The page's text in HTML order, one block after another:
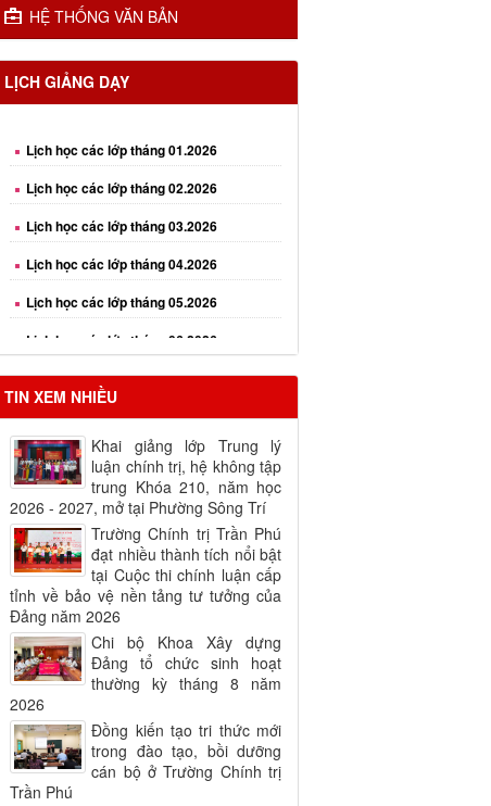
HỆ THỐNG VĂN BẢN
LỊCH GIẢNG DẠY
Lịch học các lớp tháng 01.2026
Lịch học các lớp tháng 03.2026
Lịch học các lớp tháng 04.2026
Lịch học các lớp tháng 05.2026
Lịch học các lớp tháng 06.2026
Lịch học các lớp tháng 08.2026
TIN XEM NHIỀU
Khai giảng lớp Trung lý
luận chính trị, hệ không tập
trung Khóa 210, năm học
2026 - 2027, mở tại Phường Sông Trí
Trường Chính trị Trần Phú
đạt nhiều thành tích nổi bật
tại Cuộc thi chính luận cấp
tỉnh về bảo vệ nền tảng tư tưởng của
Đảng năm 2026
Chi bộ Khoa Xây dựng
Đảng tổ chức sinh hoạt
thường kỳ tháng 8 năm
2026
Đồng kiến tạo tri thức mới
trong đào tạo, bồi dưỡng
cán bộ ở Trường Chính trị
Trần Phú